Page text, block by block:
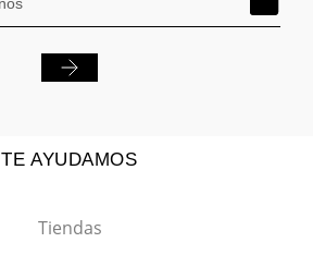
TE AYUDAMOS
Tiendas